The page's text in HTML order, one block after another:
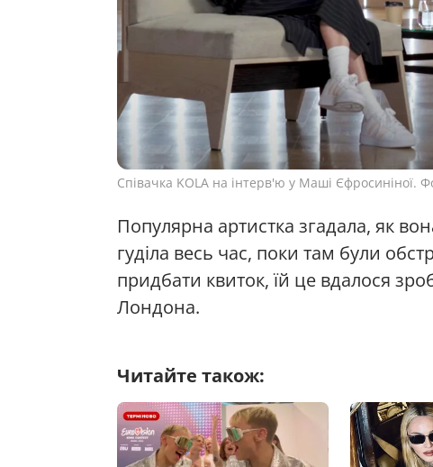
Співачка KOLA на інтерв'ю у Маші Єфросиніної.
Популярна артистка згадала, як
гуділа весь час, поки там були
придбати квиток, їй це вдалося
Лондона.
Читайте також: